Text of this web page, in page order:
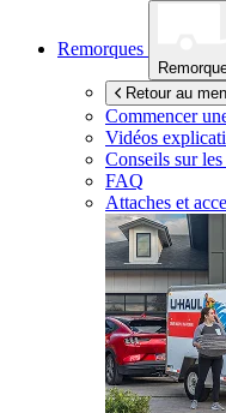
Remorques
Retour au
Commencer
Vidéos
Conseils sur
FAQ
Attaches et